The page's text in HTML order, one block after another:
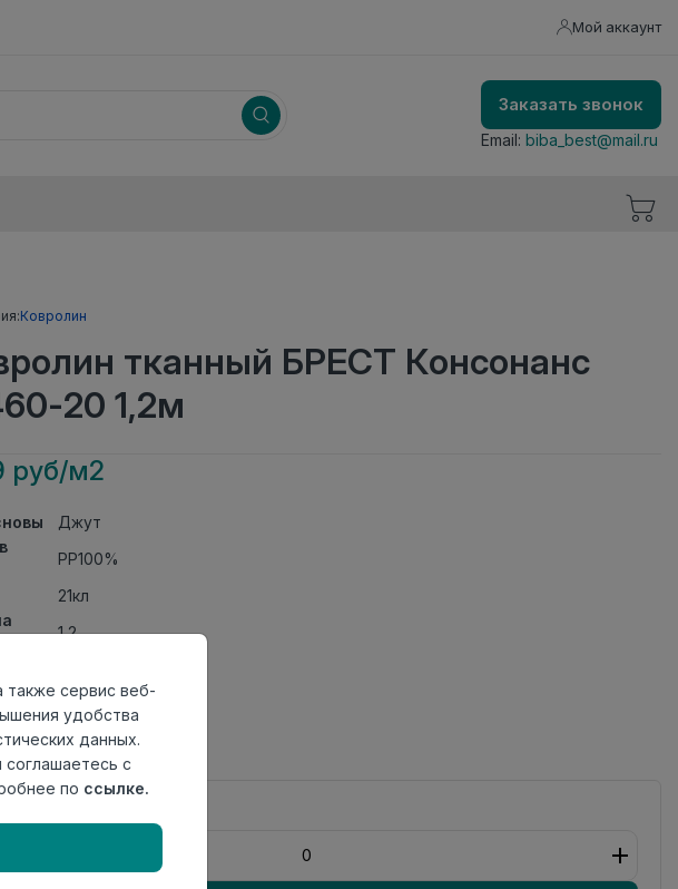
Мой аккаунт
Заказать звонок
Email: biba_best@mail.ru
Ковролин
тканный БРЕСТ Консонанс
20 1,2м
руб/м2
Джут
PP100%
21кл
1,2
Ковролин тканный
также сервис веб-
удобства
данных.
с
по ссылке.